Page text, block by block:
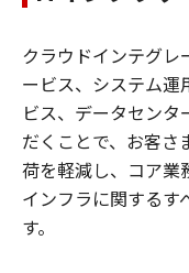
クラウドインテグ
ービス、システム運
ビス、データセン
だくことで、お客さ
荷を軽減し、コア業
インフラに関するす
す。